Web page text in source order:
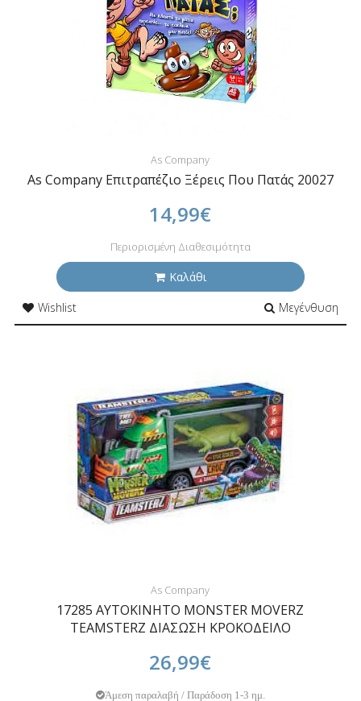
As Company
As Company Επιτραπέζιο Ξέρεις Που Πατάς 20027
14,99€
Περιορισμένη Διαθεσιμότητα
Καλάθι
Wishlist
Μεγένθυση
As Company
17285 ΑΥΤΟΚΙΝΗΤΟ MONSTER MOVERZ
TEAMSTERZ ΔΙΑΣΩΣΗ ΚΡΟΚΟΔΕΙΛΟ
26,99€
Άμεση παραλαβή / Παράδοση 1-3 ημ.